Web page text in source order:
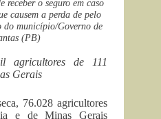
o seguro em caso
causem a perda de pelo
do município/Governo de
(PB)
agricultores de 111
Gerais
76.028 agricultores
e de Minas Gerais